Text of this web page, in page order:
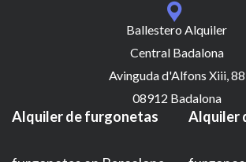
Ballestero Alquiler
Central Badalona
Avinguda d'Alfons Xiii, 88
08912 Badalona
Alquiler de furgonetas Alquiler